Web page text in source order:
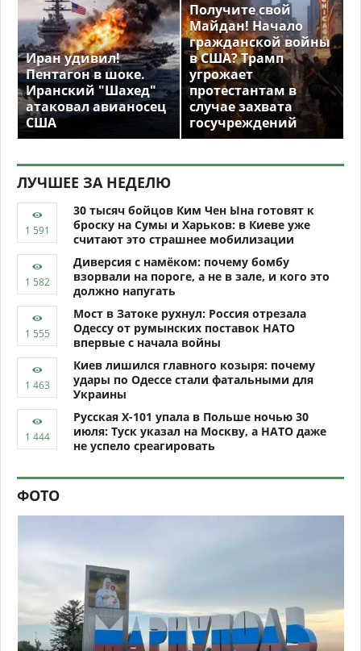
Иран удивил!
Пентагон в шоке.
Иранский "Шахед"
атаковал авианосец
США
Получите свой
Майдан! Начало
гражданской войны
в США? Трамп
угрожает
протестантам в
случае захвата
госучреждений
ЛУЧШЕЕ ЗА НЕДЕЛЮ
30 тысяч бойцов Ким Чен Ына готовят к
броску на Сумы и Харьков: в Киеве уже
считают это страшнее мобилизации
Диверсия с намёком: почему бомбу
взорвали на пороге, а не в зале, и кого это
должно напугать
Мост в Затоке рухнул: Россия отрезала
Одессу от румынских поставок НАТО
впервые с начала войны
Киев лишился главного козыря: почему
удары по Одессе стали фатальными для
Украины
Русская Х-101 упала в Польше ночью 30
июля: Туск указал на Москву, а НАТО даже
не успело среагировать
ФОТО